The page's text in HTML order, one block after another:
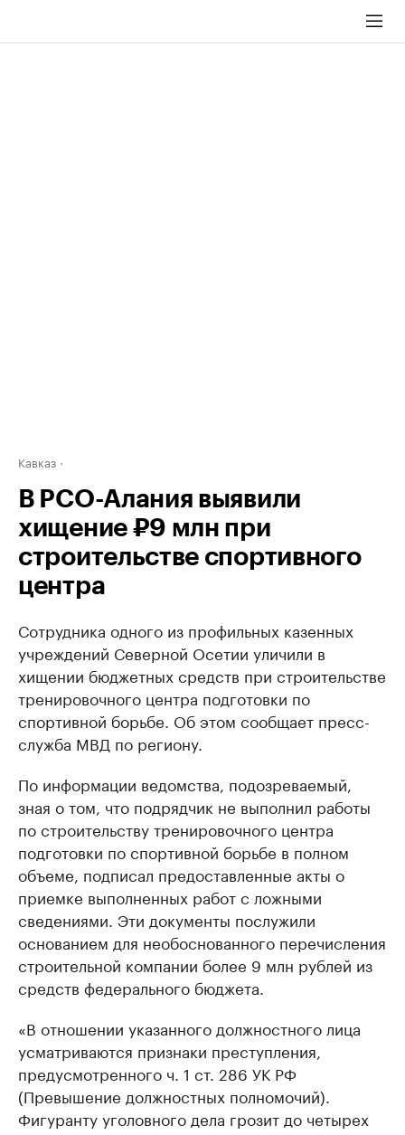
Кавказ
В РСО-Алания выявили
хищение ₽9 млн при
строительстве спортивного
центра
Сотрудника одного из профильных казенных
учреждений Северной Осетии уличили в
хищении бюджетных средств при строительстве
тренировочного центра подготовки по
спортивной борьбе. Об этом сообщает пресс-
служба МВД по региону.
По информации ведомства, подозреваемый,
зная о том, что подрядчик не выполнил работы
по строительству тренировочного центра
подготовки по спортивной борьбе в полном
объеме, подписал предоставленные акты о
приемке выполненных работ с ложными
сведениями. Эти документы послужили
основанием для необоснованного перечисления
строительной компании более 9 млн рублей из
средств федерального бюджета.
«В отношении указанного должностного лица
усматриваются признаки преступления,
предусмотренного ч. 1 ст. 286 УК РФ
(Превышение должностных полномочий).
Фигуранту уголовного дела грозит до четырех